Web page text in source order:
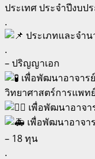
ประเทศ ประจำปีงบป
.
ประเภทและจำ
.
– ปริญญาเอก
เพื่อพัฒนาอาจาร
วิทยาศาสตร์การแพท
เพื่อพัฒนาอาจา
เพื่อพัฒนาอาจา
– 18 ทุน
.